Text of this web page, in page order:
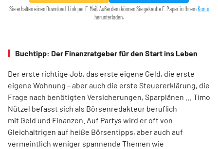
Sie erhalten einen Download-Link per E-Mail. Außerdem können Sie gekaufte E-Paper in Ihrem Konto
herunterladen.
Buchtipp: Der Finanzratgeber für den Start ins Leben
Der erste richtige Job, das erste eigene Geld, die erste
eigene Wohnung – aber auch die erste Steuererklärung, die
Frage nach benötigten Versicherungen, Sparplänen … Timo
Nützel befasst sich als Börsenredakteur beruflich
mit Geld und Finanzen. Auf Partys wird er oft von
Gleichaltrigen auf heiße Börsentipps, aber auch auf
vermeintlich weniger spannende Themen wie